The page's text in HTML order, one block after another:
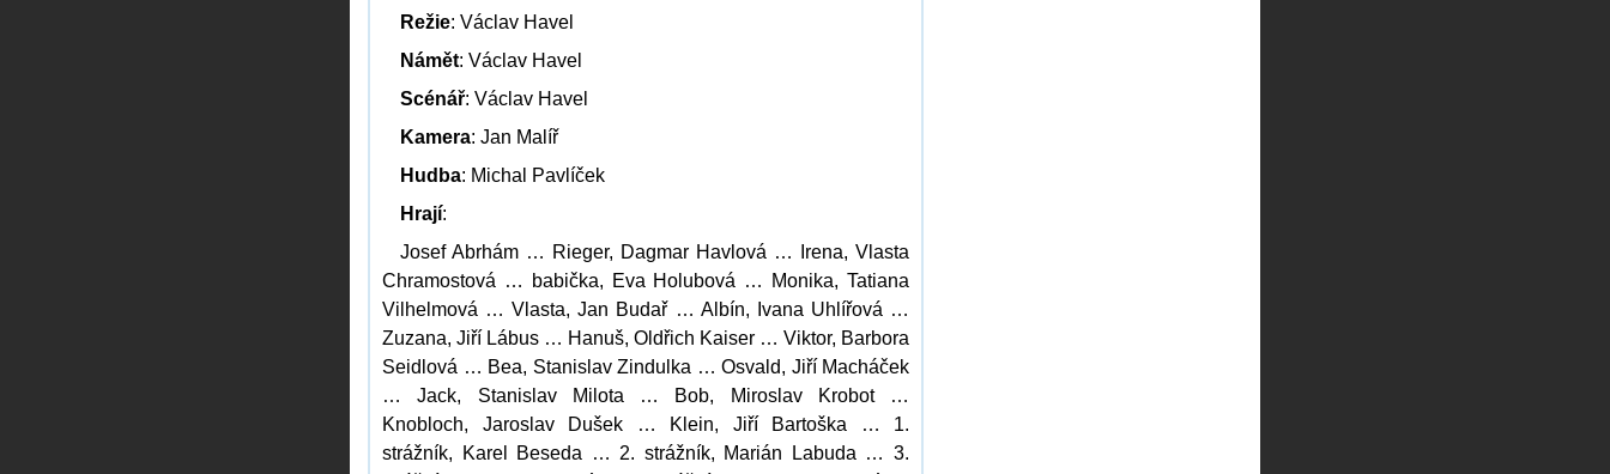
Režie: Václav Havel
Námět: Václav Havel
Scénář: Václav Havel
Kamera: Jan Malíř
Hudba: Michal Pavlíček
Hrají:
Josef Abrhám … Rieger, Dagmar Havlová … Irena, Vlasta
Chramostová … babička, Eva Holubová … Monika, Tatiana
Vilhelmová … Vlasta, Jan Budař … Albín, Ivana Uhlířová …
Zuzana, Jiří Lábus … Hanuš, Oldřich Kaiser … Viktor, Barbora
Seidlová … Bea, Stanislav Zindulka … Osvald, Jiří Macháček
… Jack, Stanislav Milota … Bob, Miroslav Krobot …
Knobloch, Jaroslav Dušek … Klein, Jiří Bartoška … 1.
strážník, Karel Beseda … 2. strážník, Marián Labuda … 3.